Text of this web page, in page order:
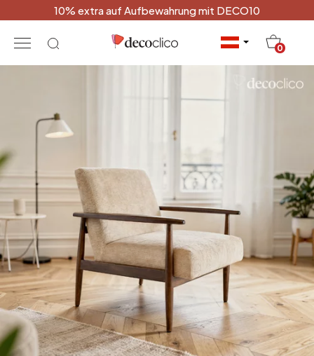
10% extra auf Aufbewahrung mit DECO10
0